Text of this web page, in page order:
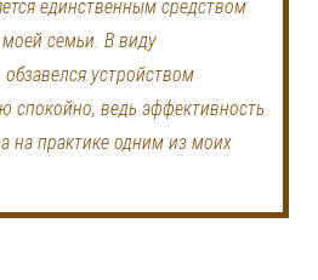
единственным средством
семьи. В виду
устройством
спокойно, ведь эффективность
на практике одним из моих